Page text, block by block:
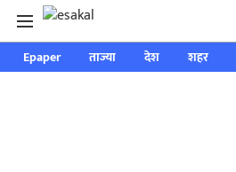
Epaper ताज्या देश शहर